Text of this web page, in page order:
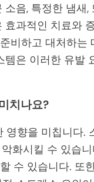
음, 특정한 냄새
과적인 치료와
비하고 대처하는
은 이러한 유발
치나요?
영향을 미칩니다.
화시킬 수 있습
수 있습니다. 또